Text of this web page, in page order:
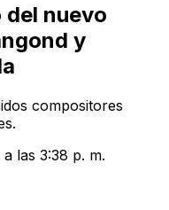
nuevo
y
compositores
las 3:38 p. m.